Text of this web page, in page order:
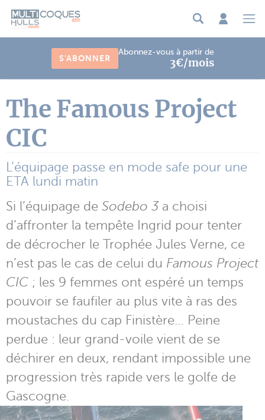
S'ABONNER
Abonnez-vous à partir de
3€/mois
The Famous Project
CIC
L’équipage passe en mode safe pour une
ETA lundi matin
Si l’équipage de Sodebo 3a choisi
d’affronter la tempête Ingrid pour tenter
de décrocher le Trophée Jules Verne, ce
n’est pas le cas de celui du Famous Project
CIC ; les 9 femmes ont espéré un temps
pouvoir se faufiler au plus vite à ras des
moustaches du cap Finistère… Peine
perdue : leur grand-voile vient de se
déchirer en deux, rendant impossible une
progression très rapide vers le golfe de
Gascogne.